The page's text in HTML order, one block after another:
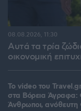
Αυτά τα τρία
οικονομική
08.08.2026, 11:30
To video του
στα Βόρεια Άγραφα:
Άνθρωποι,